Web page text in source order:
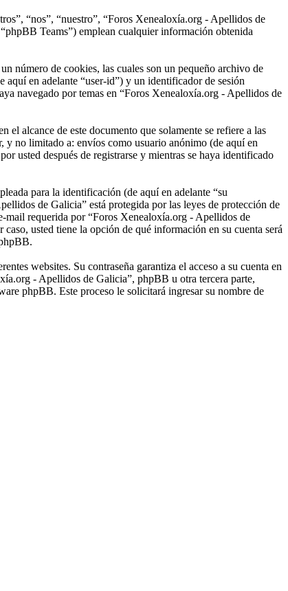
“nos”, “nuestro”, “Foros Xenealoxía.org - Apellidos de
Teams”) emplean cualquier información obtenida
número de cookies, las cuales son un pequeño archivo de
en adelante “user-id”) y un identificador de sesión
navegado por temas en “Foros Xenealoxía.org - Apellidos de
alcance de este documento que solamente se refiere a las
y no limitado a: envíos como usuario anónimo (de aquí en
usted después de registrarse y mientras se haya identificado
para la identificación (de aquí en adelante “su
de Galicia” está protegida por las leyes de protección de
mail requerida por “Foros Xenealoxía.org - Apellidos de
usted tiene la opción de qué información en su cuenta será
websites. Su contraseña garantiza el acceso a su cuenta en
- Apellidos de Galicia”, phpBB u otra tercera parte,
phpBB. Este proceso le solicitará ingresar su nombre de